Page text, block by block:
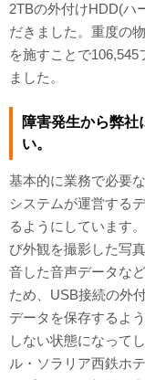
2TBの外付けHDD(ハ
だきました。重度の
を施すことで
ました。
障害発生から弊社
い。
基本的に業務で必要
システムが運営する
るようにしています
び外観を撮影した写
音した音声データな
ため、USB接続の外
データを保存するよ
しない状態になって
ル・ソラリア西鉄ホ
特定商取引
会社案内・